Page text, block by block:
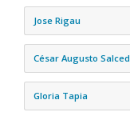
Jose Rigau
César Augusto
Gloria Tapia